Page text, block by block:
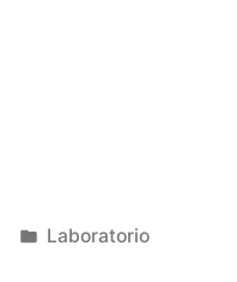
Publicado
Laboratorio